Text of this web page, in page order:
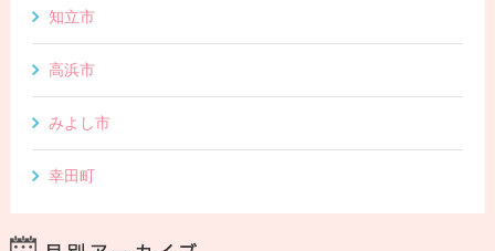
知立市
高浜市
みよし市
幸田町